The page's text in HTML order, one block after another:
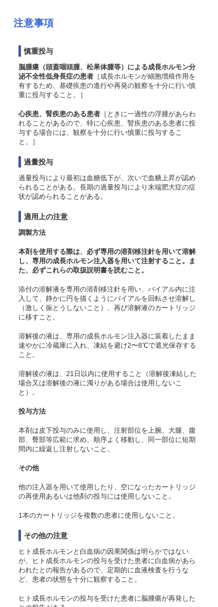
注意事項
慎重投与
脳腫瘍（頭蓋咽頭腫、松果体腫等）による成長ホルモン分
泌不全性低身長症の患者 ［成長ホルモンが細胞増殖作用を
有するため、基礎疾患の進行や再発の観察を十分に行い慎
重に投与すること。］
心疾患、腎疾患のある患者 ［ときに一過性の浮腫があらわ
れることがあるので、特に心疾患、腎疾患のある患者に投
与する場合には、観察を十分に行い慎重に投与するこ
と。］
過量投与
過量投与により最初は血糖低下が、次いで血糖上昇が認め
られることがある。長期の過量投与により末端肥大症の症
状が認められることがある。
適用上の注意
調製方法
本剤を使用する際は、必ず専用の溶剤移注針を用いて溶解
し、専用の成長ホルモン注入器を用いて注射すること。ま
た、必ずこれらの取扱説明書を読むこと。
添付の溶解液を専用の溶剤移注針を用い、バイアル内に注
入して、静かに円を描くようにバイアルを回転させ溶解し
（激しく振とうしないこと）、再び溶解液のカートリッジ
に移すこと。
溶解後の液は、専用の成長ホルモン注入器に装着したまま
速やかに冷蔵庫に入れ、凍結を避け2〜8℃で遮光保存する
こと。
溶解後の液は、21日以内に使用すること（溶解後凍結した
場合又は溶解後の液に濁りがある場合は使用しないこ
と）。
投与方法
本剤は皮下投与のみに使用し、注射部位を上腕、大腿、腹
部、臀部等広範に求め、順序よく移動し、同一部位に短期
間内に繰返し注射しないこと。
その他
他の注入器を用いて使用したり、空になったカートリッジ
の再使用あるいは他剤の投与には使用しないこと。
1本のカートリッジを複数の患者に使用しないこと。
その他の注意
ヒト成長ホルモンと白血病の因果関係は明らかではない
が、ヒト成長ホルモンの投与を受けた患者に白血病があら
われたとの報告があるので、定期的に血液検査を行うな
ど、患者の状態を十分に観察すること。
ヒト成長ホルモンの投与を受けた患者に脳腫瘍が再発した